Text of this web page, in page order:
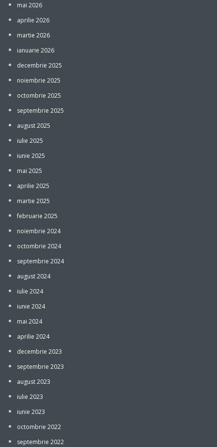
mai 2026
aprilie 2026
martie 2026
ianuarie 2026
decembrie 2025
noiembrie 2025
octombrie 2025
septembrie 2025
august 2025
iulie 2025
iunie 2025
mai 2025
aprilie 2025
martie 2025
februarie 2025
noiembrie 2024
octombrie 2024
septembrie 2024
august 2024
iulie 2024
iunie 2024
mai 2024
aprilie 2024
decembrie 2023
septembrie 2023
august 2023
iulie 2023
iunie 2023
octombrie 2022
septembrie 2022